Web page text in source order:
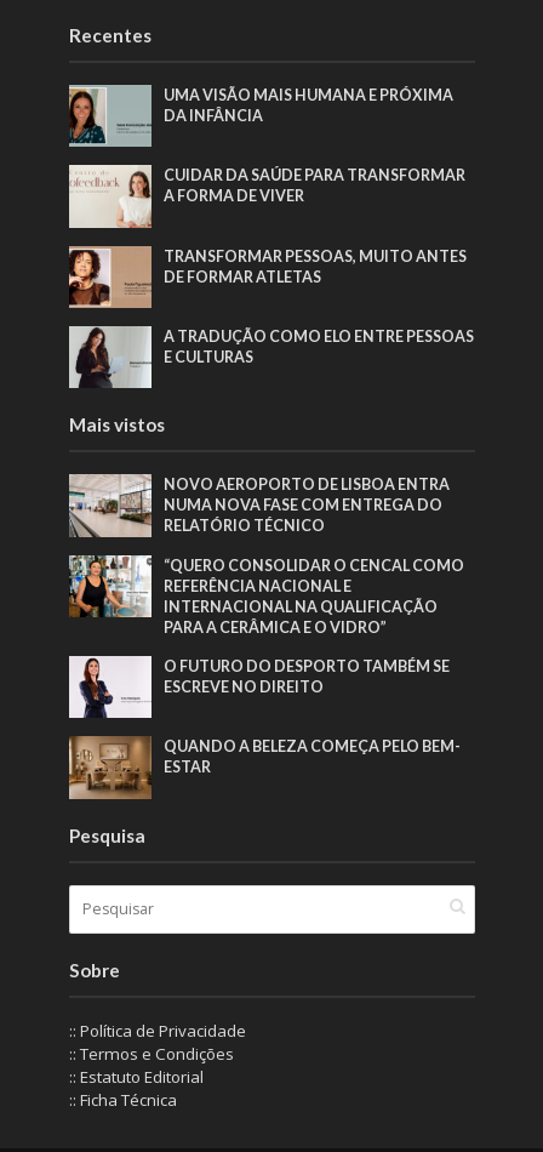
Recentes
UMA VISÃO MAIS HUMANA E PRÓXIMA
DA INFÂNCIA
CUIDAR DA SAÚDE PARA TRANSFORMAR
A FORMA DE VIVER
TRANSFORMAR PESSOAS, MUITO ANTES
DE FORMAR ATLETAS
A TRADUÇÃO COMO ELO ENTRE PESSOAS
E CULTURAS
Mais vistos
NOVO AEROPORTO DE LISBOA ENTRA
NUMA NOVA FASE COM ENTREGA DO
RELATÓRIO TÉCNICO
“QUERO CONSOLIDAR O CENCAL COMO
REFERÊNCIA NACIONAL E
INTERNACIONAL NA QUALIFICAÇÃO
PARA A CERÂMICA E O VIDRO”
O FUTURO DO DESPORTO TAMBÉM SE
ESCREVE NO DIREITO
QUANDO A BELEZA COMEÇA PELO BEM-
ESTAR
Pesquisa
Sobre
:: Política de Privacidade
:: Termos e Condições
:: Estatuto Editorial
:: Ficha Técnica